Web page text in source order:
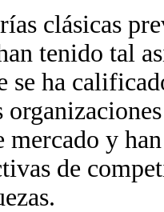
clásicas
tenido tal
se ha
mercado y
de